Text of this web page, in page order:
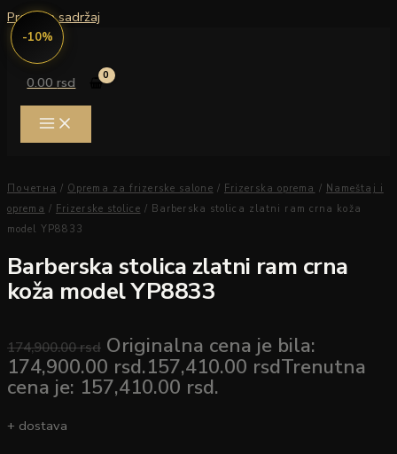
Pređi na sadržaj
0.00rsd
-10%
Почетна / Oprema za frizerske salone / Frizerska oprema / Nameštaj i
oprema / Frizerske stolice / Barberska stolica zlatni ram crna koža
model YP8833
Barberska stolica zlatni ram crna
koža model YP8833
174,900.00rsd Originalna cena je bila:
174,900.00 rsd.157,410.00 rsdTrenutna
cena je: 157,410.00 rsd.
+ dostava